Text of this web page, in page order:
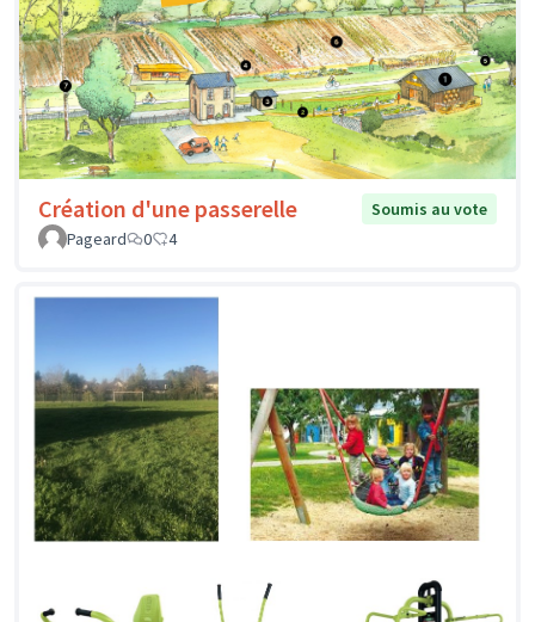
Création d'une passerelle
Soumis au vote
Pageard
0 4